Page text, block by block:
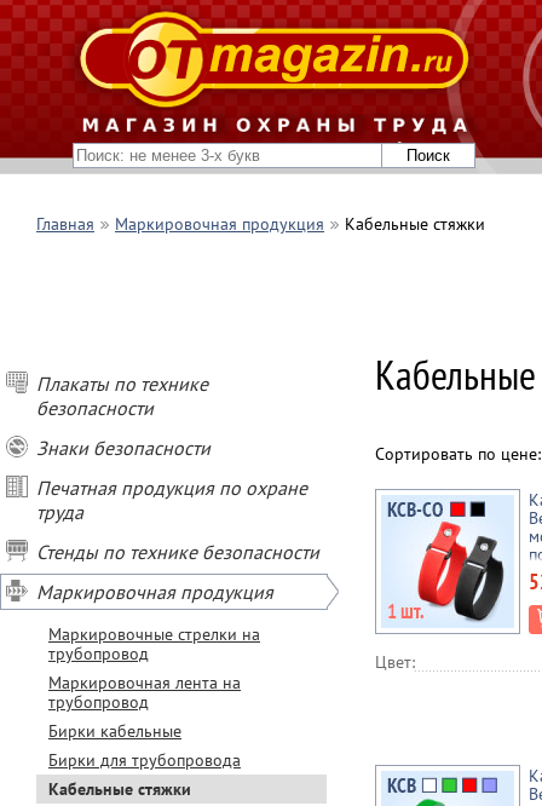
Главная Маркировочная продукция Кабельные стяжки
Плакаты по технике
безопасности
Знаки безопасности
Печатная продукция по охране
труда
Стенды по технике безопасности
Маркировочная продукция
Маркировочные стрелки на
трубопровод
Маркировочная лента на
трубопровод
Бирки кабельные
Бирки для трубопровода
Кабельные стяжки
Сортировать по
Цвет: